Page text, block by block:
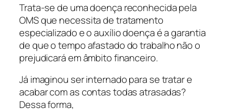
Trata-se de uma doença reconhecida pela
OMS que necessita de tratamento
especializado e o auxílio doença é a garantia
de que o tempo afastado do trabalho não o
prejudicará em âmbito financeiro.
Já imaginou ser internado para se tratar e
acabar com as contas todas atrasadas?
Dessa forma,